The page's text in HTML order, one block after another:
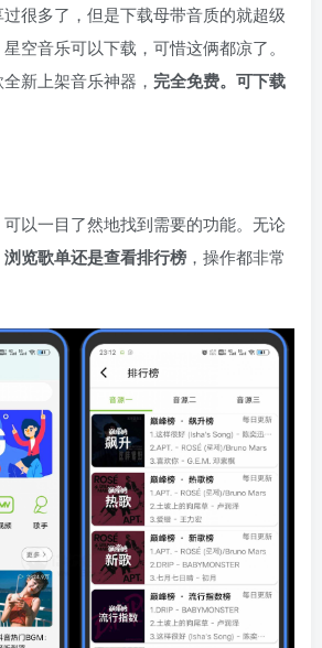
很多了，但是下载母带音质的就超级
空音乐可以下载，可惜这俩都凉了。
新上架音乐神器， 完全免费。可下载
以一目了然地找到需要的功能。无论
览歌单还是查看排行榜 ，操作都非常